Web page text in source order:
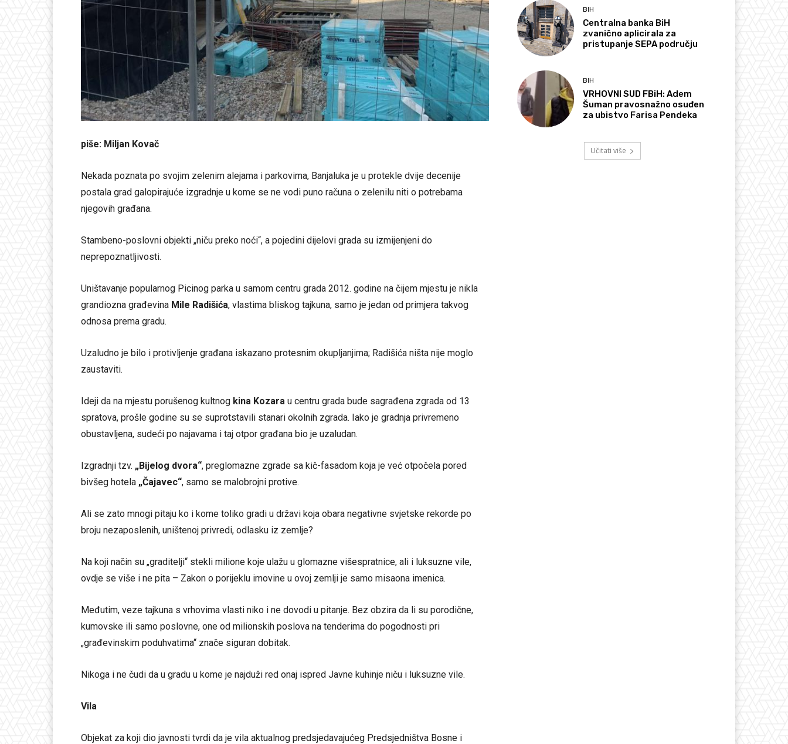
piše: Miljan Kovač
Nekada poznata po svojim zelenim alejama i parkovima, Banjaluka je u protekle dvije decenije
postala grad galopirajuće izgradnje u kome se ne vodi puno računa o zelenilu niti o potrebama
njegovih građana.
Stambeno-poslovni objekti „niču preko noći“, a pojedini dijelovi grada su izmijenjeni do
neprepoznatljivosti.
Uništavanje popularnog Picinog parka u samom centru grada 2012. godine na čijem mjestu je nikla
grandiozna građevina Mile Radišića, vlastima bliskog tajkuna, samo je jedan od primjera takvog
odnosa prema gradu.
Uzaludno je bilo i protivljenje građana iskazano protesnim okupljanjima; Radišića ništa nije moglo
zaustaviti.
Ideji da na mjestu porušenog kultnog kina Kozara u centru grada bude sagrađena zgrada od 13
spratova, prošle godine su se suprotstavili stanari okolnih zgrada. Iako je gradnja privremeno
obustavljena, sudeći po najavama i taj otpor građana bio je uzaludan.
Izgradnji tzv. „Bijelog dvora“, preglomazne zgrade sa kič-fasadom koja je već otpočela pored
bivšeg hotela „Čajavec“, samo se malobrojni protive.
Ali se zato mnogi pitaju ko i kome toliko gradi u državi koja obara negativne svjetske rekorde po
broju nezaposlenih, uništenoj privredi, odlasku iz zemlje?
Na koji način su „graditelji“ stekli milione koje ulažu u glomazne višespratnice, ali i luksuzne vile,
ovdje se više i ne pita – Zakon o porijeklu imovine u ovoj zemlji je samo misaona imenica.
Međutim, veze tajkuna s vrhovima vlasti niko i ne dovodi u pitanje. Bez obzira da li su porodične,
kumovske ili samo poslovne, one od milionskih poslova na tenderima do pogodnosti pri
„građevinskim poduhvatima“ znače siguran dobitak.
Nikoga i ne čudi da u gradu u kome je najduži red onaj ispred Javne kuhinje niču i luksuzne vile.
Vila
Objekat za koji dio javnosti tvrdi da je vila aktualnog predsjedavajućeg Predsjedništva Bosne i
BIH
Centralna banka BiH
zvanično aplicirala za
pristupanje SEPA području
BIH
VRHOVNI SUD FBiH: Adem
Šuman pravosnažno osuđen
za ubistvo Farisa Pendeka
Učitati više